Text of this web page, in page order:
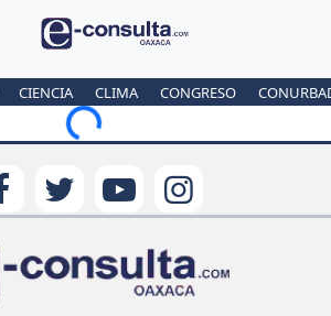
CIENCIA CLIMA CONGRESO
Loading...